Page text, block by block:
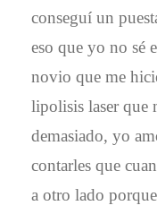
conseguí un
eso que yo no sé
novio que me
lipolisis laser que
demasiado, yo
contarles que
a otro lado